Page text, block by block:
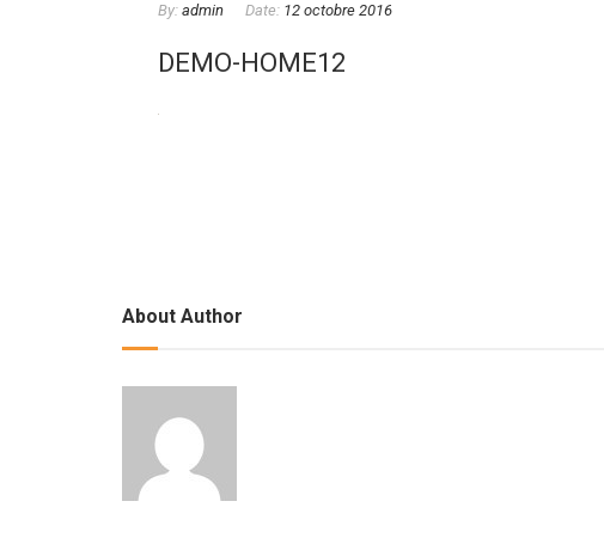
By: admin Date: 12 octobre 2016
DEMO-HOME12
About Author